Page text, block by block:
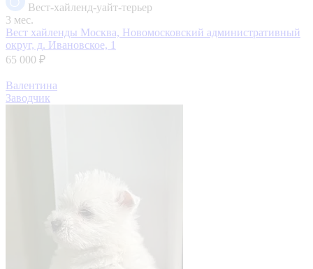
Вест-хайленд-уайт-терьер
3 мес.
Вест хайленды Москва, Новомосковский административный
округ, д. Ивановское, 1
65 000 ₽
Валентина
Заводчик